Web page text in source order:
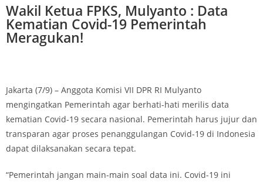
Wakil Ketua FPKS, Mulyanto : Data
Kematian Covid-19 Pemerintah
Meragukan!
Jakarta (7/9) – Anggota Komisi VII DPR RI Mulyanto
mengingatkan Pemerintah agar berhati-hati merilis data
kematian Covid-19 secara nasional. Pemerintah harus jujur dan
transparan agar proses penanggulangan Covid-19 di Indonesia
dapat dilaksanakan secara tepat.
“Pemerintah jangan main-main soal data ini. Covid-19 ini